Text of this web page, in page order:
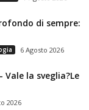
di sempre:
6 Agosto 2026
la sveglia?Le
2026